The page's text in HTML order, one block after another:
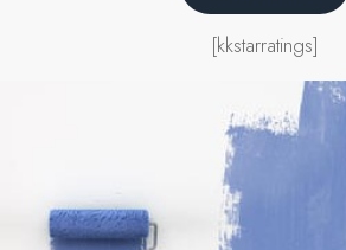
[kkstarratings]